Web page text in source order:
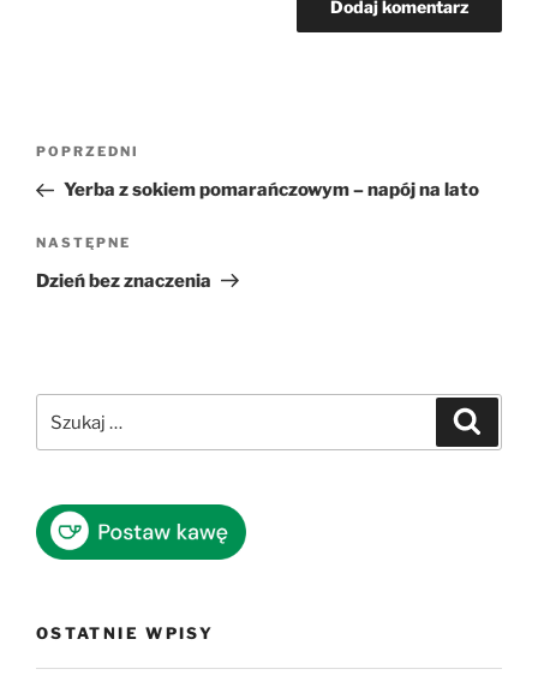
Nawigacja
Poprzedni
wpis
POPRZEDNI
Yerba z sokiem pomarańczowym – napój na lato
Następny
wpis
NASTĘPNE
Dzień bez znaczenia
OSTATNIE WPISY